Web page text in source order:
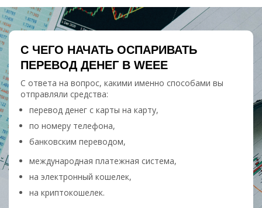
С ЧЕГО НАЧАТЬ ОСПАРИВАТЬ
ПЕРЕВОД ДЕНЕГ В WEEE
С ответа на вопрос, какими именно способами вы
отправляли средства:
перевод денег с карты на карту,
по номеру телефона,
банковским переводом,
международная платежная система,
на электронный кошелек,
на криптокошелек.